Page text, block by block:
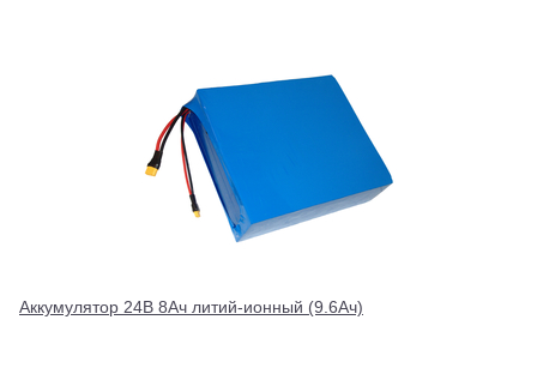
Аккумулятор 24В 8Ач литий-ионный (9.6Ач)